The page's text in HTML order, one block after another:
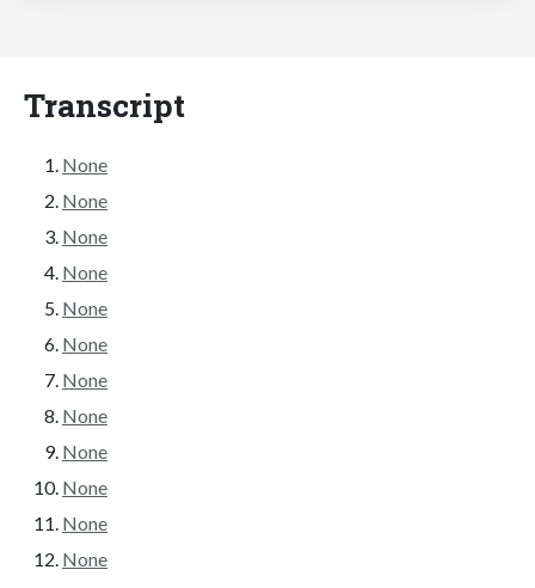
Transcript
None
None
None
None
None
None
None
None
None
None
None
None